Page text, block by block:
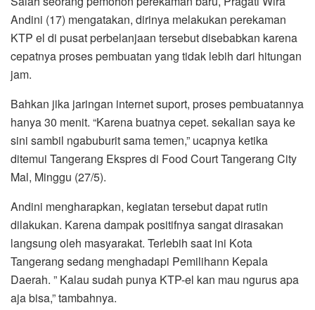
Andini (17) mengatakan, dirinya melakukan perekaman
KTP el di pusat perbelanjaan tersebut disebabkan karena
cepatnya proses pembuatan yang tidak lebih dari hitungan
jam.
Bahkan jika jaringan internet suport, proses pembuatannya
hanya 30 menit. “Karena buatnya cepet. sekalian saya ke
sini sambil ngabuburit sama temen,” ucapnya ketika
ditemui Tangerang Ekspres di Food Court Tangerang City
Mal, Minggu (27/5).
Andini mengharapkan, kegiatan tersebut dapat rutin
dilakukan. Karena dampak positifnya sangat dirasakan
langsung oleh masyarakat. Terlebih saat ini Kota
Tangerang sedang menghadapi Pemilihann Kepala
Daerah. ” Kalau sudah punya KTP-el kan mau ngurus apa
aja bisa,” tambahnya.